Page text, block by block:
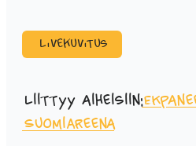
Livekuvitus
Liittyy aiheisiin:EK
SuomiAreena